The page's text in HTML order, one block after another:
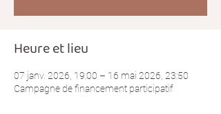
Heure et lieu
07 janv. 2026, 19:00 – 16 mai 2026, 23:50
Campagne de financement participatif